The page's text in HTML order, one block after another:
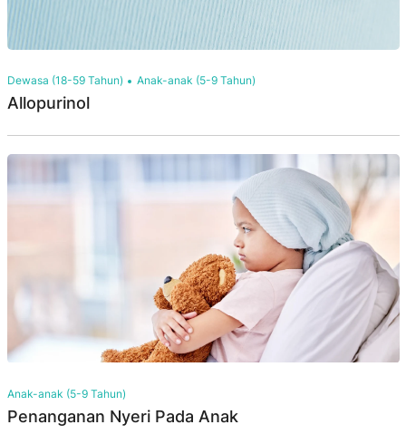
Dewasa (18-59 Tahun) Anak-anak (5-9 Tahun)
Allopurinol
Anak-anak (5-9 Tahun)
Penanganan Nyeri Pada Anak